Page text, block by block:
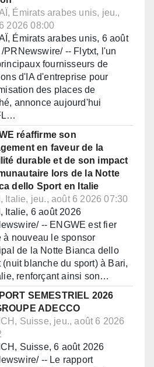
Émirats arabes unis, jeu.,
2026 08:00
Émirats arabes unis, 6 août
/PRNewswire/ -- Flytxt, l'un
fournisseurs de
d'IA d'entreprise pour
des places de
annonce aujourd'hui
réaffirme son
en faveur de la
durable et de son impact
lors de la Notte
dello Sport en Italie
Italie, jeu., août 6 2026 07:30
Italie, 6 août 2026
-- ENGWE est fier
à nouveau le sponsor
de la Notte Bianca dello
(nuit blanche du sport) à Bari,
renforçant ainsi son…
SEMESTRIEL 2026
ADECCO
Suisse, jeu., août 6 2026
Suisse, 6 août 2026
-- Le rapport